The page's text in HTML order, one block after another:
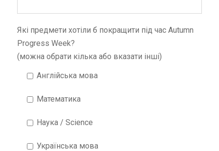
Які предмети хотіли б покращити під час Autumn
Progress Week?
(можна обрати кілька або вказати інші)
Англійська мова
Математика
Наука / Science
Українська мова